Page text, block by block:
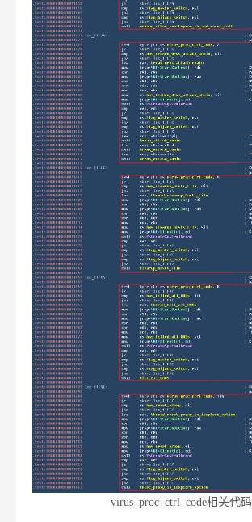
virus_proc_ctrl_code相关代码